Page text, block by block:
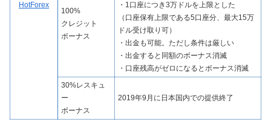
HotForex
100%
クレジット
ボーナス
・1口座につき3万ドルを上限とした
（口座保有上限である5口座分、最大15万
ドル受け取り可）
・出金も可能。ただし条件は厳しい
・出金すると同額のボーナス消滅
・口座残高がゼロになるとボーナス消滅
30%レスキュ
ー
ボーナス
2019年9月に日本国内での提供終了